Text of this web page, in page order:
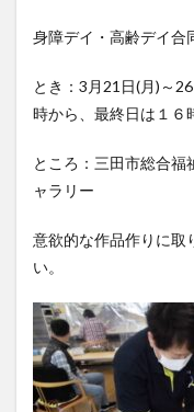
身障デイ・高齢デイ合
とき：3月21日(月)～
時から、最終日は１６
ところ：三田市総合
ャラリー
意欲的な作品作りに取
い。